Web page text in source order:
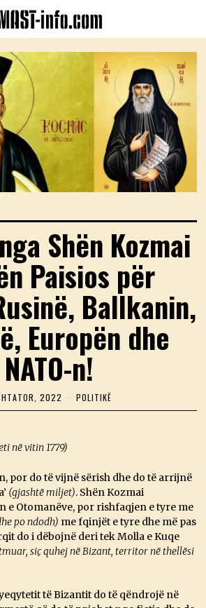
Shën Kozmai
Paisios për
Ballkanin,
Europën dhe
NATO-n!
2022
S
A
T
R
,
2
0
2
2
POLITIKË
në vitin 1779)
por do të vijnë sërish dhe do të arrijnë
(gjashtë miljet). Shën Kozmai
e Otomanëve, por rishfaqjen e tyre me
po ndodh) me fqinjët e tyre dhe më pas
do i dëbojnë deri tek Molla e Kuqe
siç quhej në Bizant, territor në thellësi
të Bizantit do të qëndrojë në